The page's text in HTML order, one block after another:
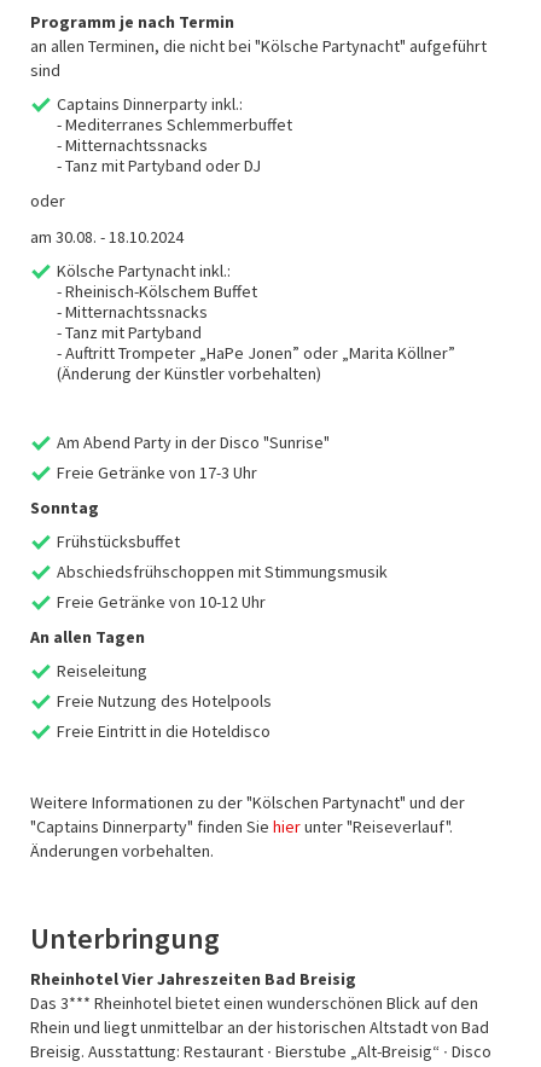
Programm je nach Termin
an allen Terminen, die nicht bei "Kölsche Partynacht" aufgeführt
sind
Captains Dinnerparty inkl.:
- Mediterranes Schlemmerbuffet
- Mitternachtssnacks
- Tanz mit Partyband oder DJ
oder
am 30.08. - 18.10.2024
Kölsche Partynacht inkl.:
- Rheinisch-Kölschem Buffet
- Mitternachtssnacks
- Tanz mit Partyband
- Auftritt Trompeter „HaPe Jonen” oder „Marita Köllner”
(Änderung der Künstler vorbehalten)
Am Abend Party in der Disco "Sunrise"
Freie Getränke von 17-3 Uhr
Sonntag
Frühstücksbuffet
Abschiedsfrühschoppen mit Stimmungsmusik
Freie Getränke von 10-12 Uhr
An allen Tagen
Reiseleitung
Freie Nutzung des Hotelpools
Freie Eintritt in die Hoteldisco
Weitere Informationen zu der "Kölschen Partynacht" und der
"Captains Dinnerparty" finden Sie hierunter "Reiseverlauf".
Änderungen vorbehalten.
Unterbringung
Rheinhotel Vier Jahreszeiten Bad Breisig
Das 3*** Rheinhotel bietet einen wunderschönen Blick auf den
Rhein und liegt unmittelbar an der historischen Altstadt von Bad
Breisig. Ausstattung: Restaurant ∙ Bierstube „Alt-Breisig“ ∙ Disco